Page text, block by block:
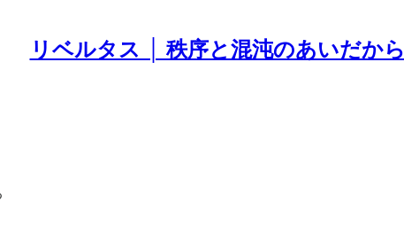
リベルタス │ 秩序と混沌のあいだから